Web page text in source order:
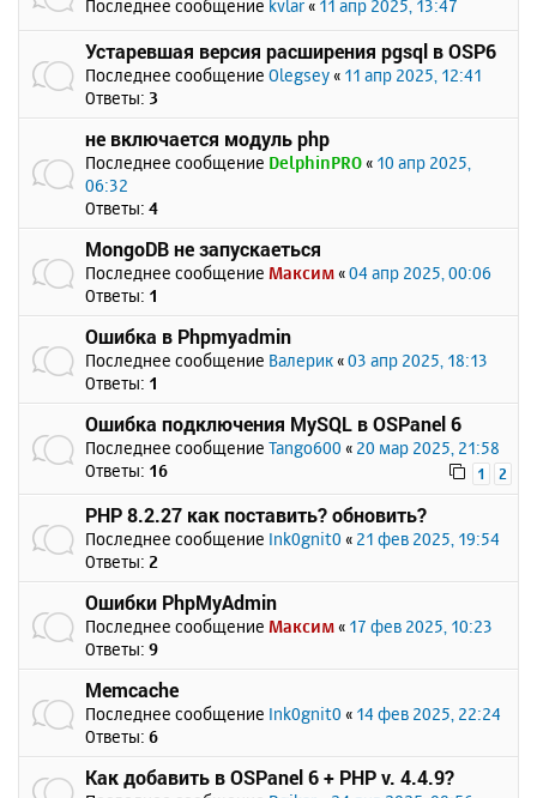
Последнее сообщение kvlar « 11 апр 2025, 13:47
Устаревшая версия расширения pgsql в OSP6
Последнее сообщение Olegsey « 11 апр 2025, 12:41
Ответы: 3
не включается модуль php
Последнее сообщение DelphinPRO « 10 апр 2025,
06:32
Ответы: 4
MongoDB не запускаеться
Последнее сообщение Максим «04 апр 2025, 00:06
Ответы: 1
Ошибка в Phpmyadmin
Последнее сообщение Валерик «03 апр 2025, 18:13
Ответы: 1
Ошибка подключения MySQL в OSPanel 6
Последнее сообщение Tango600 « 20 мар 2025, 21:58
Ответы: 16 1 2
PHP 8.2.27 как поставить? обновить?
Последнее сообщение Ink0gnit0 « 21 фев 2025, 19:54
Ответы: 2
Ошибки PhpMyAdmin
Последнее сообщение Максим « 17 фев 2025, 10:23
Ответы: 9
Memcache
Последнее сообщение Ink0gnit0 « 14 фев 2025, 22:24
Ответы: 6
Как добавить в OSPanel 6 + PHP v. 4.4.9?